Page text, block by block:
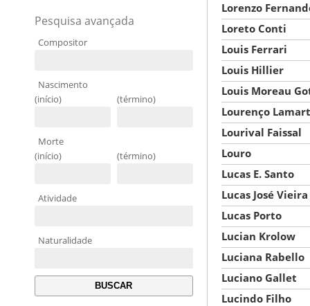
Pesquisa avançada
Compositor
Nascimento
(início)
(término)
Morte
(início)
(término)
Atividade
Naturalidade
Lorenzo
Loreto Conti
Louis Ferrari
Louis Hillier
Louis Moreau
Lourenço
Lourival Faissal
Louro
Lucas E. Santo
Lucas José
Lucas Porto
Lucian Krolow
Luciana Rabello
Luciano Gallet
Lucindo Filho